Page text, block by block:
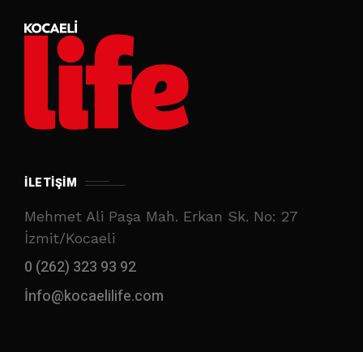
İLETIŞIM
Mehmet Ali Paşa Mah. Erkan Sk. No: 27
İzmit/Kocaeli
0 (262) 323 93 92
İnfo@kocaelilife.com